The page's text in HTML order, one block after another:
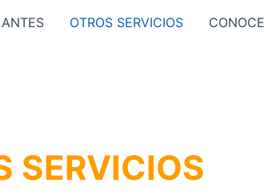
OTROS SERVICIOS
SERVICIOS